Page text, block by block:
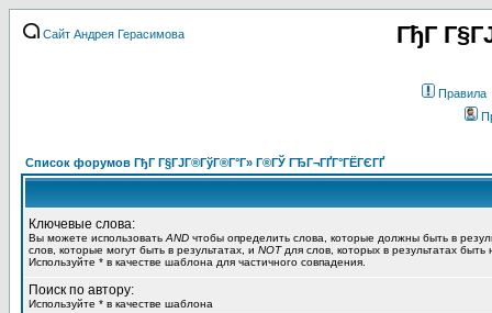
Сайт Андрея Герасимова ГђГ
Правила
Список форумов ГђГ Г§ГЈГ®ГўГ®Г°Г» Г®ГЎ ГЂГ¬ГҐГ°ГЁГЄГҐ
Ключевые слова:
Вы можете использовать AND чтобы определить слова, которые должны быть в
слов, которые могут быть в результатах, и NOTдля слов, которых в результатах
Используйте * в качестве шаблона для частичного совпадения.
Поиск по автору:
Используйте * в качестве шаблона